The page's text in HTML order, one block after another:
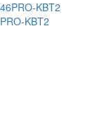
KBT2